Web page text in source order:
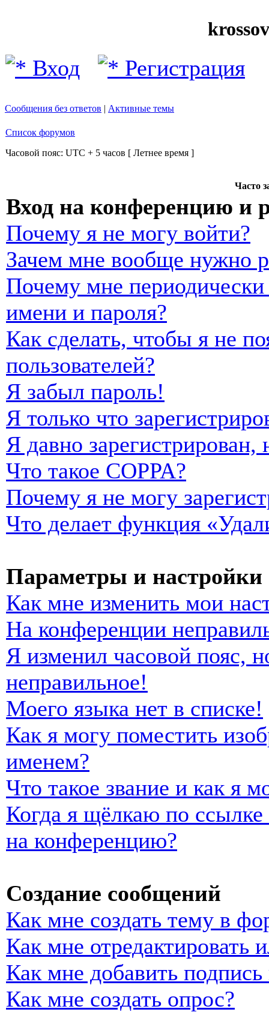
Вход Регистрация
Сообщения без ответов | Активные темы
Список форумов
Часовой пояс: UTC + 5 часов [ Летнее время ]
Часто
Вход на конференцию и
Почему я не могу войти?
Зачем мне вообще нужно
Почему мне периодически
имени и пароля?
Как сделать, чтобы я не
пользователей?
Я забыл пароль!
Я только что
Я давно
Что такое COPPA?
Почему я не могу
Что делает функция
Параметры и настройки
Как мне изменить мои
На конференции
Я изменил часовой пояс,
неправильное!
Моего языка нет в списке!
Как я могу поместить
именем?
Что такое звание и как я
Когда я щёлкаю по
на конференцию?
Создание сообщений
Как мне создать тему в
Как мне отредактировать
Как мне добавить
Как мне создать опрос?